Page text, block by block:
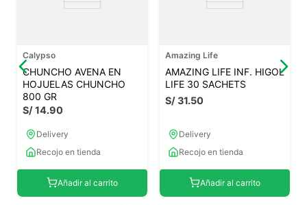
Calypso
CHUNCHO AVENA EN
HOJUELAS CHUNCHO
800 GR
S/14.90
Delivery
Recojo en tienda
Añadir al carrito
Amazing Life
AMAZING LIFE INF. HIGOL
LIFE 30 SACHETS
S/31.50
Delivery
Recojo en tienda
Añadir al carrito